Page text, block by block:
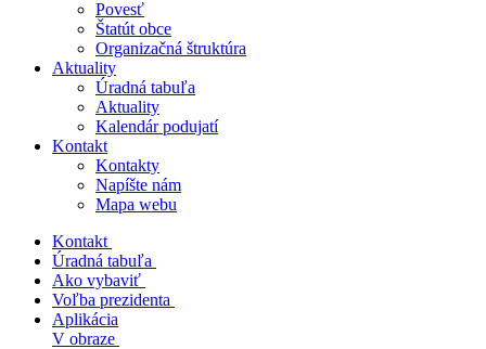
Povesť
Štatút obce
Organizačná štruktúra
Aktuality
Úradná tabuľa
Aktuality
Kalendár podujatí
Kontakt
Kontakty
Napíšte nám
Mapa webu
Kontakt
Úradná tabuľa
Ako vybaviť
Voľba prezidenta
Aplikácia
V obraze